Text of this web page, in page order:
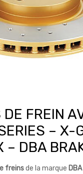
DE FREIN
– X-
– DBA
freinsde la marque